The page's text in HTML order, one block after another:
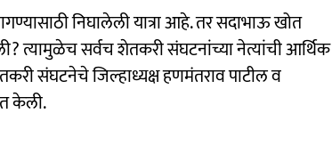
निघालेली यात्रा आहे. तर सदाभाऊ खोत
त्यामुळेच सर्वच शेतकरी संघटनांच्या नेत्यांची आर्थिक
संघटनेचे जिल्हाध्यक्ष हणमंतराव पाटील व
केली.